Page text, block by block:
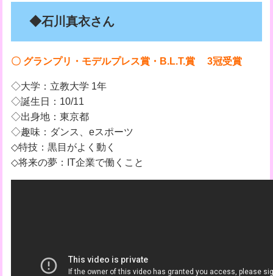
◆石川真衣さん
〇 グランプリ・モデルプレス賞・B.L.T.賞 3冠受賞
◇大学：立教大学 1年
◇誕生日：10/11
◇出身地：東京都
◇趣味：ダンス、eスポーツ
◇特技：黒目がよく動く
◇将来の夢：IT企業で働くこと